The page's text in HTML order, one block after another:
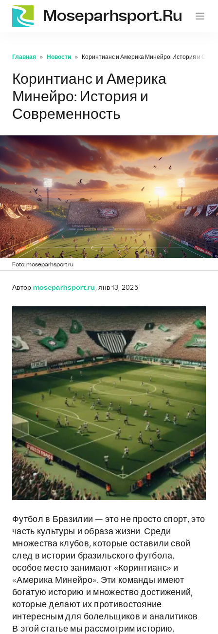
Moseparhsport.ru
Главная Новости Коринтианс и Америка Минейро: История и
Коринтианс и Америка
Минейро: История и
Современность
Foto: moseparhsport.ru
Автор moseparhsport.ru , янв 13, 2025
Футбол в Бразилии — это не просто спорт, это
часть культуры и образа жизни. Среди
множества клубов, которые оставили свой
след в истории бразильского футбола,
особое место занимают «Коринтианс» и
«Америка Минейро». Эти команды имеют
богатую историю и множество достижений,
которые делают их противостояние
интересным для болельщиков и аналитиков.
В этой статье мы рассмотрим историю,